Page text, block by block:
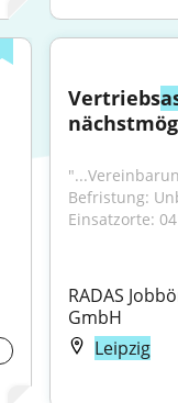
Vertriebs
Befristung:
Einsatzorte:
RADAS
GmbH
Leipzig